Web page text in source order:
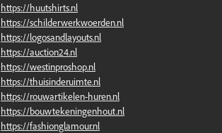
https://huutshirts.nl
https://schilderwerkwoerden.nl
https://logosandlayouts.nl
https://auction24.nl
https://westinproshop.nl
https://thuisinderuimte.nl
https://rouwartikelen-huren.nl
https://bouwtekeningenhout.nl
https://fashionglamour.nl